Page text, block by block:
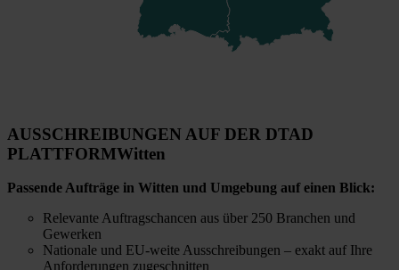
AUSSCHREIBUNGEN AUF DER DTAD
PLATTFORMWitten
Passende Aufträge in Witten und Umgebung auf einen Blick:
Relevante Auftragschancen aus über 250 Branchen und
Gewerken
Nationale und EU-weite Ausschreibungen – exakt auf Ihre
Anforderungen zugeschnitten